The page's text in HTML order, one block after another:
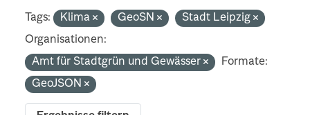
Tags: Klima GeoSN
Stadt Leipzig
Organisationen:
Amt für Stadtgrün und Gewässer
Formate:
GeoJSON